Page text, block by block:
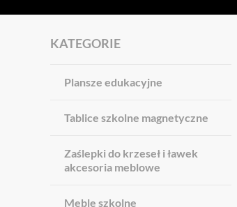
KATEGORIE
Plansze edukacyjne
Tablice szkolne magnetyczne
Zaślepki do krzeseł i ławek
akcesoria meblowe
Meble szkolne